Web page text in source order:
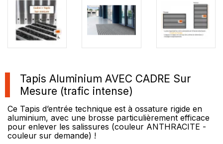
Tapis Aluminium AVEC CADRE Sur
Mesure (trafic intense)
Ce Tapis d’entrée technique est à ossature rigide en
aluminium, avec une brosse particulièrement efficace
pour enlever les salissures (couleur ANTHRACITE -
couleur sur demande) !